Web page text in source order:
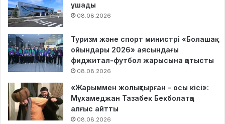
ұшады
08.08.2026
Туризм және спорт министрі «Болашақ
ойындары 2026» аясындағы
фиджитал-футбол жарысына қатысты
08.08.2026
«Жарыммен жолықтырған – осы кісі»:
Мұхамеджан Тазабек Бекболатқа
алғыс айтты
08.08.2026